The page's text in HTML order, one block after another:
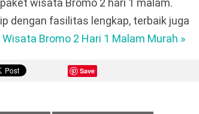
wisata Bromo 2 hari 1 malam.
dengan fasilitas lengkap, terbaik juga
Bromo 2 Hari 1 Malam Murah »
Save